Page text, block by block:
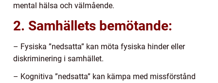
mental hälsa och välmående.
2. Samhällets bemötande:
– Fysiska ”nedsatta” kan möta fysiska hinder eller
diskriminering i samhället.
– Kognitiva ”nedsatta” kan kämpa med missförstånd